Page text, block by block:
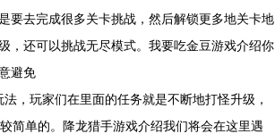
去完成很多关卡挑战，然后解锁更多地关卡地
，还可以挑战无尽模式。我要吃金豆游戏介绍你
避免
玩家们在里面的任务就是不断地打怪升级，
简单的。降龙猎手游戏介绍我们将会在这里遇